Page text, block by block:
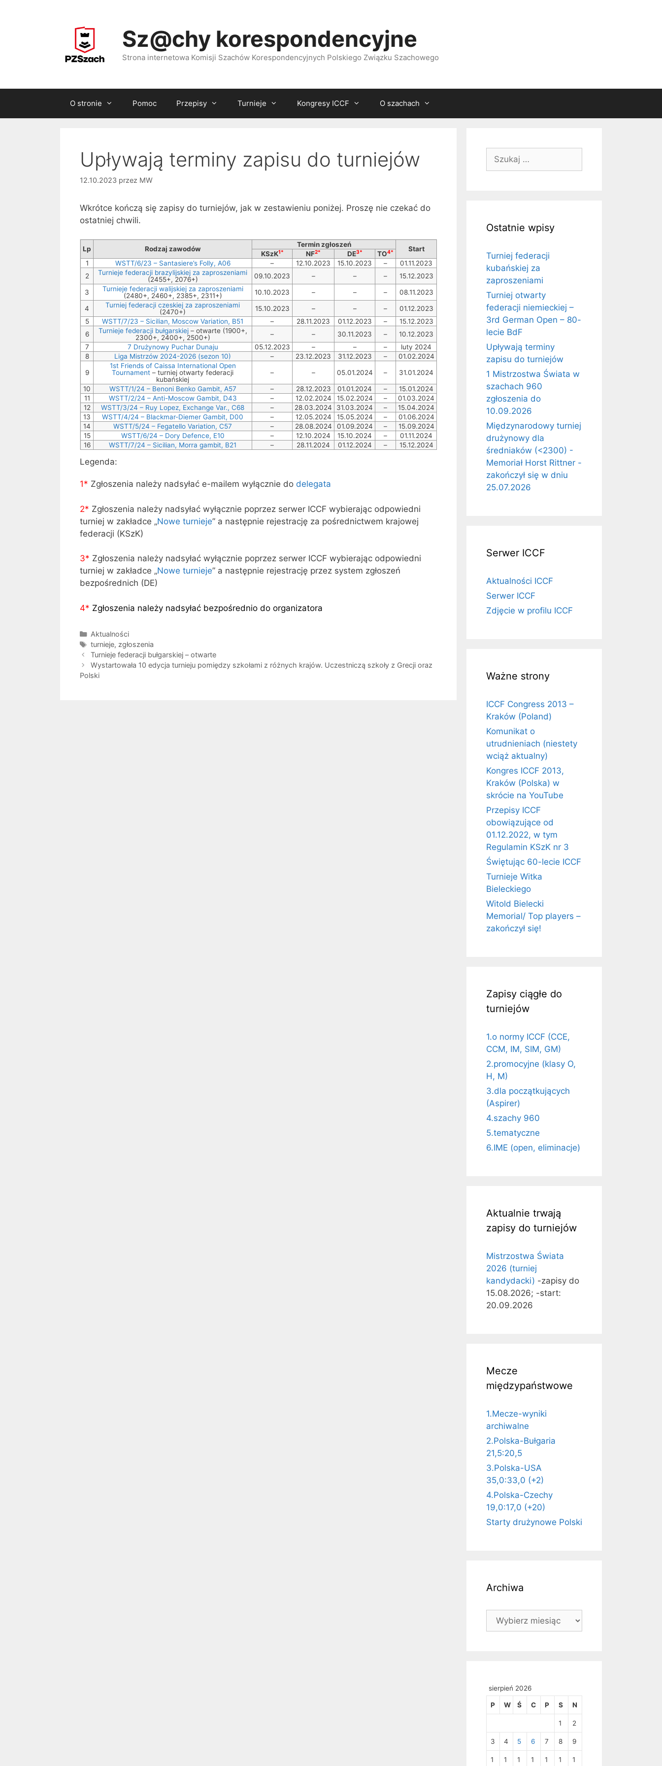
Sz@chy korespondencyjne
Strona internetowa Komisji Szachów Korespondencyjnych Polskiego Związku Szachowego
O stronie Pomoc Przepisy Turnieje Kongresy ICCF O szachach
Upływają terminy zapisu do turniejów
12.10.2023 przez MW
Wkrótce kończą się zapisy do turniejów, jak w zestawieniu poniżej. Proszę nie czekać do
ostatniej chwili.
Lp Rodzaj zawodów
Termin zgłoszeń
Start
KSzK1* NF2* DE3* TO4*
1 WSTT/6/23 – Santasiere’s Folly, A06 – 12.10.2023 15.10.2023 –
01.11.2023
2
Turnieje federacji brazylijskiej za zaproszeniami
(2455+, 2076+)
09.10.2023 – – – 15.12.2023
3
Turnieje federacji walijskiej za zaproszeniami
(2480+, 2460+, 2385+, 2311+)
10.10.2023 – – – 08.11.2023
4
Turniej federacji czeskiej za zaproszeniami
(2470+)
15.10.2023 – – –
01.12.2023
5
WSTT/7/23 – Sicilian, Moscow Variation, B51 – 28.11.2023 01.12.2023 –
15.12.2023
6
Turnieje federacji bułgarskiej– otwarte (1900+,
2300+, 2400+, 2500+)
– – 30.11.2023 –
10.12.2023
7
7 Drużynowy Puchar Dunaju 05.12.2023 – – –
luty 2024
8
Liga Mistrzów 2024-2026 (sezon 10) – 23.12.2023 31.12.2023 – 01.02.2024
9
1st Friends of Caissa International Open
Tournament – turniej otwarty federacji
kubańskiej
– – 05.01.2024 – 31.01.2024
10 WSTT/1/24 – Benoni Benko Gambit, A57 – 28.12.2023 01.01.2024 –
15.01.2024
11
WSTT/2/24 – Anti-Moscow Gambit, D43 – 12.02.2024 15.02.2024 –
01.03.2024
12
WSTT/3/24 – Ruy Lopez, Exchange Var., C68 – 28.03.2024 31.03.2024 –
15.04.2024
13
WSTT/4/24 – Blackmar-Diemer Gambit, D00 – 12.05.2024 15.05.2024 –
01.06.2024
14
WSTT/5/24 – Fegatello Variation, C57 – 28.08.2024 01.09.2024 –
15.09.2024
15
WSTT/6/24 – Dory Defence, E10 – 12.10.2024 15.10.2024 –
01.11.2024
16
WSTT/7/24 – Sicilian, Morra gambit, B21 – 28.11.2024 01.12.2024 – 15.12.2024
Legenda:
1* Zgłoszenia należy nadsyłać e-mailem wyłącznie do delegata
2* Zgłoszenia należy nadsyłać wyłącznie poprzez serwer ICCF wybierając odpowiedni
turniej w zakładce „Nowe turnieje” a następnie rejestrację za pośrednictwem krajowej
federacji (KSzK)
3* Zgłoszenia należy nadsyłać wyłącznie poprzez serwer ICCF wybierając odpowiedni
turniej w zakładce „Nowe turnieje” a następnie rejestrację przez system zgłoszeń
bezpośrednich (DE)
4* Zgłoszenia należy nadsyłać bezpośrednio do organizatora
Kategorie
Aktualności
Tagi
turnieje, zgłoszenia
Turnieje federacji bułgarskiej – otwarte
Wystartowała 10 edycja turnieju pomiędzy szkołami z różnych krajów. Uczestniczą szkoły z Grecji oraz
Polski
Ostatnie wpisy
Turniej federacji
kubańskiej za
zaproszeniami
Turniej otwarty
federacji niemieckiej –
3rd German Open – 80-
lecie BdF
Upływają terminy
zapisu do turniejów
1 Mistrzostwa Świata w
szachach 960
zgłoszenia do
10.09.2026
Międzynarodowy turniej
drużynowy dla
średniaków (<2300) -
Memoriał Horst Rittner -
zakończył się w dniu
25.07.2026
Serwer ICCF
Aktualności ICCF
Serwer ICCF
Zdjęcie w profilu ICCF
Ważne strony
ICCF Congress 2013 –
Kraków (Poland)
Komunikat o
utrudnieniach (niestety
wciąż aktualny)
Kongres ICCF 2013,
Kraków (Polska) w
skrócie na YouTube
Przepisy ICCF
obowiązujące od
01.12.2022, w tym
Regulamin KSzK nr 3
Świętując 60-lecie ICCF
Turnieje Witka
Bieleckiego
Witold Bielecki
Memorial/ Top players –
zakończył się!
Zapisy ciągłe do
turniejów
1.o normy ICCF (CCE,
CCM, IM, SIM, GM)
2.promocyjne (klasy O,
H, M)
3.dla początkujących
(Aspirer)
4.szachy 960
5.tematyczne
6.IME (open, eliminacje)
Aktualnie trwają
zapisy do turniejów
Mistrzostwa Świata
2026 (turniej
kandydacki) -zapisy do
15.08.2026; -start:
20.09.2026
Mecze
międzypaństwowe
1.Mecze-wyniki
archiwalne
2.Polska-Bułgaria
21,5:20,5
3.Polska-USA
35,0:33,0 (+2)
4.Polska-Czechy
19,0:17,0 (+20)
Starty drużynowe Polski
Archiwa
Archiwa
sierpień 2026
P W Ś C P S N
1 2
3 4 5 6 7 8 9
1
1
1
1
1
1
1